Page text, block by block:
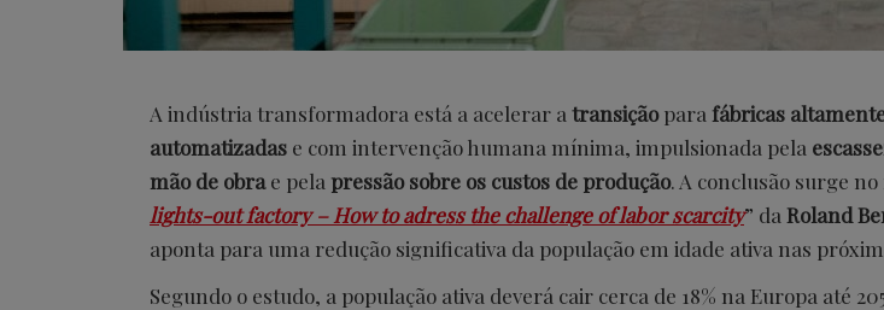
A indústria transformadora está a acelerar a transiçãopara fábricas
automatizadas e com intervenção humana mínima, impulsionada pela
mão de obrae pela pressão sobre os custos de produção. A conclusão surge
lights-out factory – How to adress the challenge of labor scarcity” da Roland
aponta para uma redução significativa da população em idade ativa nas
Segundo o estudo, a população ativa deverá cair cerca de 18% na Europa até